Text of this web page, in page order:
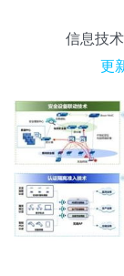
信息技
更